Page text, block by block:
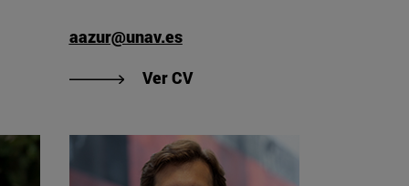
Ángel Arrese Reca"
aazur@unav.es
Ver CV"Ver CV de Ana Azurmendi